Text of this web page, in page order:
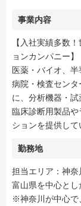
事業内容
【入社実績多数
ョンカンパニー】
医薬・バイオ、
病院・検査セン
に、分析機器・試
臨床診断用製品
ションを提供して
勤務地
担当エリア：神奈
富山県を中心とし
※神奈川が中心で